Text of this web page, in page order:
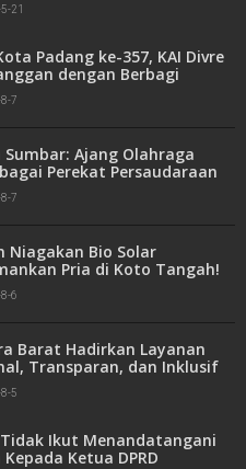
21
Padang ke-357, KAI Divre
dengan Berbagi
7
Sumbar: Ajang Olahraga
Perekat Persaudaraan
7
Niagakan Bio Solar
Pria di Koto Tangah!
6
Barat Hadirkan Layanan
Transparan, dan Inklusif
Akses Informasi Publik
5
Tidak Ikut Menandatangani
Ketua DPRD